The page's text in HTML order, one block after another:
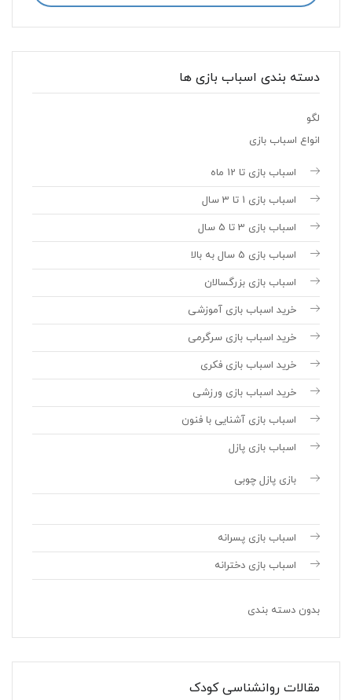
دسته بندی اسباب بازی ها
لگو
انواع اسباب بازی
اسباب بازی تا 12 ماه
اسباب بازی 1 تا 3 سال
اسباب بازی 3 تا 5 سال
اسباب بازی 5 سال به بالا
اسباب بازی بزرگسالان
خرید اسباب بازی آموزشی
خرید اسباب بازی سرگرمی
خرید اسباب بازی فکری
خرید اسباب بازی ورزشی
اسباب بازی آشنایی با فنون
اسباب بازی پازل
بازی پازل چوبی
اسباب بازی پسرانه
اسباب بازی دخترانه
بدون دسته بندی
مقالات روانشناسی کودک